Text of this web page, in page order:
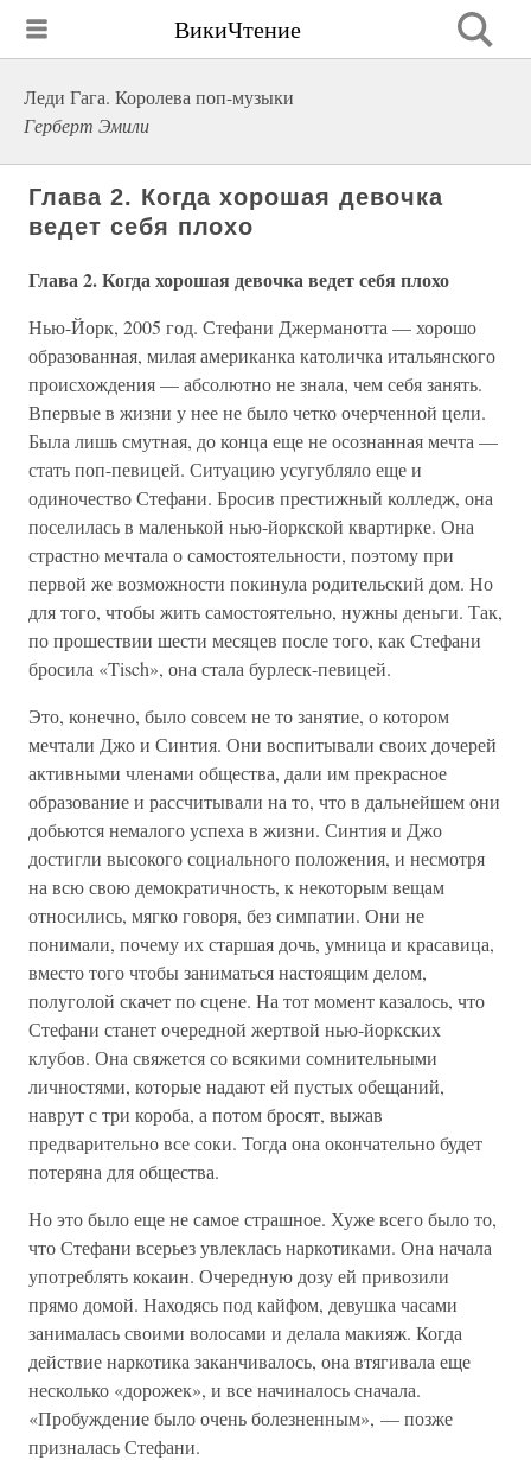
ВикиЧтение
Леди Гага. Королева поп-музыки
Герберт Эмили
Глава 2. Когда хорошая девочка
ведет себя плохо
Глава 2. Когда хорошая девочка ведет себя плохо
Нью-Йорк, 2005 год. Стефани Джерманотта — хорошо
образованная, милая американка католичка итальянского
происхождения — абсолютно не знала, чем себя занять.
Впервые в жизни у нее не было четко очерченной цели.
Была лишь смутная, до конца еще не осознанная мечта —
стать поп-певицей. Ситуацию усугубляло еще и
одиночество Стефани. Бросив престижный колледж, она
поселилась в маленькой нью-йоркской квартирке. Она
страстно мечтала о самостоятельности, поэтому при
первой же возможности покинула родительский дом. Но
для того, чтобы жить самостоятельно, нужны деньги. Так,
по прошествии шести месяцев после того, как Стефани
бросила «Tisch», она стала бурлеск-певицей.
Это, конечно, было совсем не то занятие, о котором
мечтали Джо и Синтия. Они воспитывали своих дочерей
активными членами общества, дали им прекрасное
образование и рассчитывали на то, что в дальнейшем они
добьются немалого успеха в жизни. Синтия и Джо
достигли высокого социального положения, и несмотря
на всю свою демократичность, к некоторым вещам
относились, мягко говоря, без симпатии. Они не
понимали, почему их старшая дочь, умница и красавица,
вместо того чтобы заниматься настоящим делом,
полуголой скачет по сцене. На тот момент казалось, что
Стефани станет очередной жертвой нью-йоркских
клубов. Она свяжется со всякими сомнительными
личностями, которые надают ей пустых обещаний,
наврут с три короба, а потом бросят, выжав
предварительно все соки. Тогда она окончательно будет
потеряна для общества.
Но это было еще не самое страшное. Хуже всего было то,
что Стефани всерьез увлеклась наркотиками. Она начала
употреблять кокаин. Очередную дозу ей привозили
прямо домой. Находясь под кайфом, девушка часами
занималась своими волосами и делала макияж. Когда
действие наркотика заканчивалось, она втягивала еще
несколько «дорожек», и все начиналось сначала.
«Пробуждение было очень болезненным», — позже
призналась Стефани.